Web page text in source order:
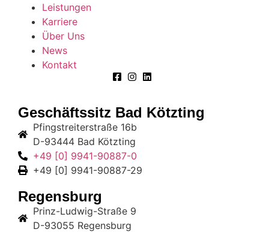
Leistungen
Karriere
Über Uns
News
Kontakt
Geschäftssitz Bad Kötzting
Pfingstreiterstraße 16b
D-93444 Bad Kötzting
+49 [0] 9941-90887-0
+49 [0] 9941-90887-29
Regensburg
Prinz-Ludwig-Straße 9
D-93055 Regensburg